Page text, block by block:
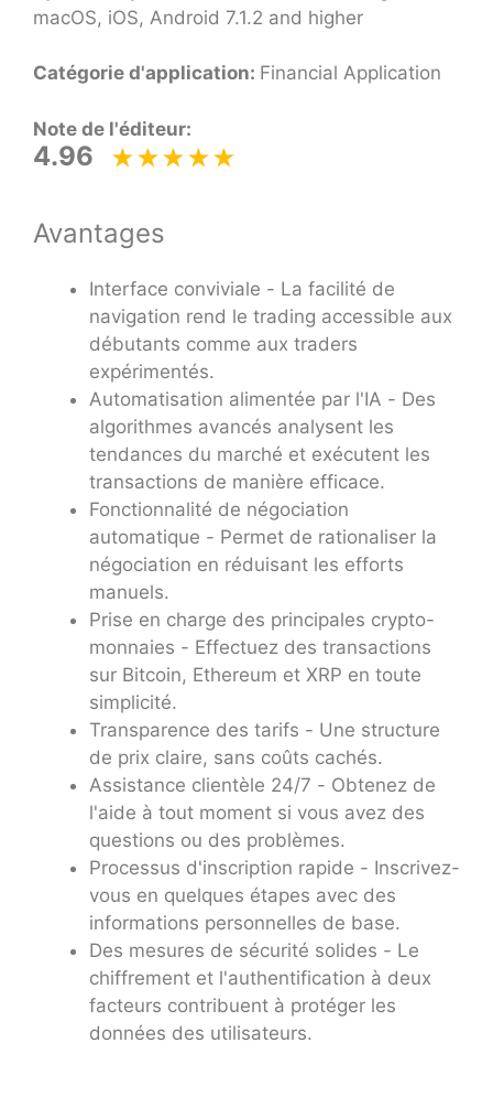
macOS, iOS, Android 7.1.2 and higher
Catégorie d'application: Financial Application
Note de l'éditeur:
4.96
Avantages
Interface conviviale - La facilité de
navigation rend le trading accessible aux
débutants comme aux traders
expérimentés.
Automatisation alimentée par l'IA - Des
algorithmes avancés analysent les
tendances du marché et exécutent les
transactions de manière efficace.
Fonctionnalité de négociation
automatique - Permet de rationaliser la
négociation en réduisant les efforts
manuels.
Prise en charge des principales crypto-
monnaies - Effectuez des transactions
sur Bitcoin, Ethereum et XRP en toute
simplicité.
Transparence des tarifs - Une structure
de prix claire, sans coûts cachés.
Assistance clientèle 24/7 - Obtenez de
l'aide à tout moment si vous avez des
questions ou des problèmes.
Processus d'inscription rapide - Inscrivez-
vous en quelques étapes avec des
informations personnelles de base.
Des mesures de sécurité solides - Le
chiffrement et l'authentification à deux
facteurs contribuent à protéger les
données des utilisateurs.